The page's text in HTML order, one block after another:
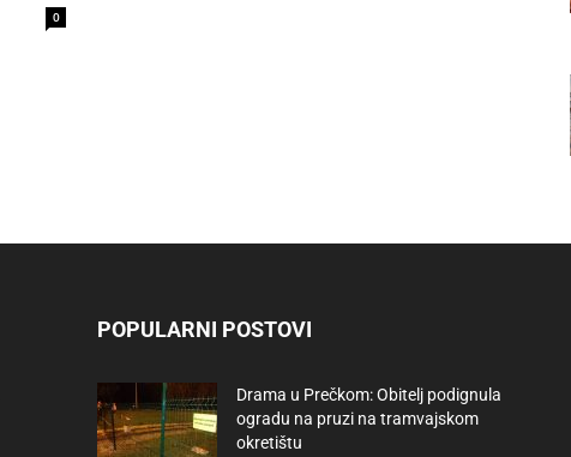
0
POPULARNI POSTOVI
Drama u Prečkom: Obitelj podignula
ogradu na pruzi na tramvajskom
okretištu